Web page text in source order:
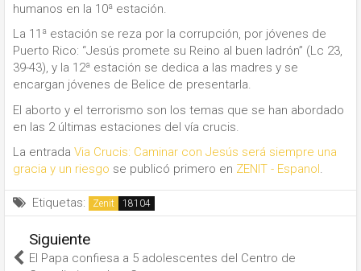
humanos en la 10ª estación.
La 11ª estación se reza por la corrupción, por jóvenes de
Puerto Rico: “Jesús promete su Reino al buen ladrón” (Lc 23,
39-43), y la 12ª estación se dedica a las madres y se
encargan jóvenes de Belice de presentarla.
El aborto y el terrorismo son los temas que se han abordado
en las 2 últimas estaciones del vía crucis.
La entrada Via Crucis: Caminar con Jesús será siempre una
gracia y un riesgo se publicó primero en ZENIT - Espanol.
Etiquetas: Zenit
Siguiente
El Papa confiesa a 5 adolescentes del Centro de